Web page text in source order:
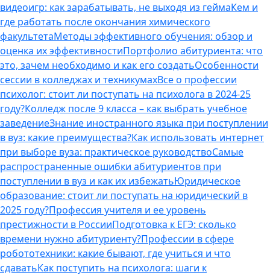
видеоигр: как зарабатывать, не выходя из геймаКем и
где работать после окончания химического
факультетаМетоды эффективного обучения: обзор и
оценка их эффективностиПортфолио абитуриента: что
это, зачем необходимо и как его создатьОсобенности
сессии в колледжах и техникумахВсе о профессии
психолог: стоит ли поступать на психолога в 2024-25
году?Колледж после 9 класса – как выбрать учебное
заведениеЗнание иностранного языка при поступлении
в вуз: какие преимущества?Как использовать интернет
при выборе вуза: практическое руководствоСамые
распространенные ошибки абитуриентов при
поступлении в вуз и как их избежатьЮридическое
образование: стоит ли поступать на юридический в
2025 году?Профессия учителя и ее уровень
престижности в РоссииПодготовка к ЕГЭ: сколько
времени нужно абитуриенту?Профессии в сфере
робототехники: какие бывают, где учиться и что
сдаватьКак поступить на психолога: шаги к